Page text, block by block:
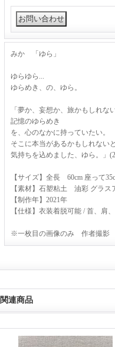
みか 「ゆら」
ゆらゆら...
ゆらめき、の、ゆら。
「夢か、妄想か、旅かもしれな
記憶のゆらめき
を、心のなかに持っていたい。
そこに本当があるかもしれない
気持ちを込めました、ゆら。」
【サイズ】全長 60cm 座って
【素材】石塑粘土 油彩 グラ
【制作年】2021年
【仕様】衣装着脱可能 / 首、肩
※一枚目の画像のみ 作者撮影
関連商品